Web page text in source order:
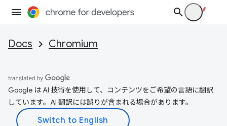
Docs Chromium
Google は AI 技術を使用して、コンテンツをご希望の言語に翻訳
しています。AI 翻訳には誤りが含まれる場合があります。